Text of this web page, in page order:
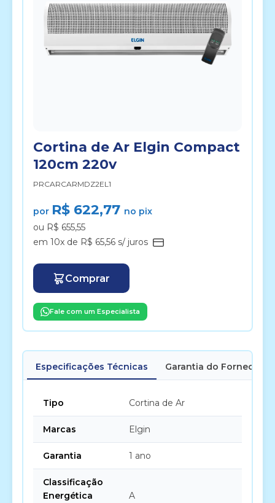
Cortina de Ar Elgin Compact
120cm 220v
PRCARCARMDZ2EL1
por R$ 622,77 no pix
ou R$ 655,55
em 10x de R$ 65,56 s/ juros
Comprar
Fale com um Especialista
Especificações Técnicas Garantia do Fornecedor
Tipo Cortina de Ar
Marcas Elgin
Garantia 1 ano
Classificação
Energética
A